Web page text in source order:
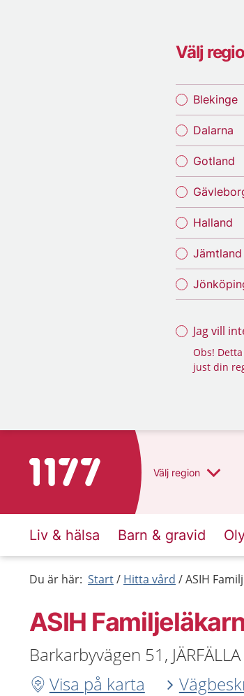
Välj
Blekinge
Dalarna
Gotland
Halland
Jag vill
Obs!
just din
Till startsidan för 1177 Välj region
Liv & hälsa Barn & gravid
Du är här: Start Hitta vård ASIH
ASIH
Barkarbyvägen 51, JÄRFÄLLA
Visa på karta